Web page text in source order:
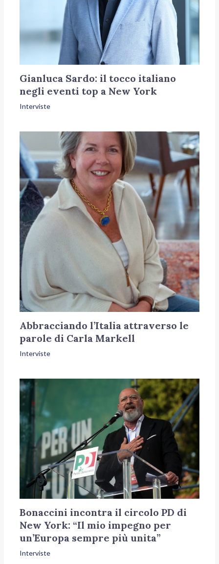
Gianluca Sardo: il tocco italiano
negli eventi top a New York
Interviste
Abbracciando l’Italia attraverso le
parole di Carla Markell
Interviste
Bonaccini incontra il circolo PD di
New York: “Il mio impegno per
un’Europa sempre più unita”
Interviste